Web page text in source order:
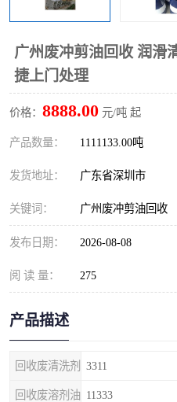
广州废冲剪油回收 润滑
捷上门处理
价格： 8888.00 元/吨 起
产品数量： 1111133.00吨
发货地址： 广东省深圳市
关键词： 广州废冲剪油回收
发布日期： 2026-08-08
阅 读 量： 275
产品描述
回收废清洗剂 3311
回收废溶剂油 11333